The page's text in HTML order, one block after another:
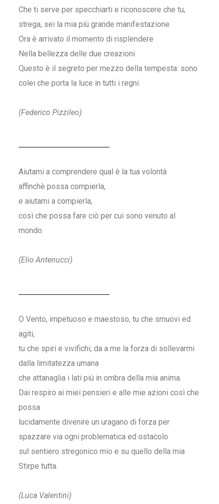
Che ti serve per specchiarti e riconoscere che tu,
strega, sei la mia più grande manifestazione
Ora è arrivato il momento di risplendere
Nella bellezza delle due creazioni
Questo è il segreto per mezzo della tempesta: sono
colei che porta la luce in tutti i regni.
(Federico Pizzileo)
Aiutami a comprendere qual è la tua volontà
affinchè possa compierla,
e aiutami a compierla,
così che possa fare ciò per cui sono venuto al
mondo.
(Elio Antenucci)
O Vento, impetuoso e maestoso, tu che smuovi ed
agiti,
tu che spiri e vivifichi, da a me la forza di sollevarmi
dalla limitatezza umana
che attanaglia i lati piú in ombra della mia anima.
Dai respiro ai miei pensieri e alle mie azioni così che
possa
lucidamente divenire un uragano di forza per
spazzare via ogni problematica ed ostacolo
sul sentiero stregonico mio e su quello della mia
Stirpe tutta.
(Luca Valentini)